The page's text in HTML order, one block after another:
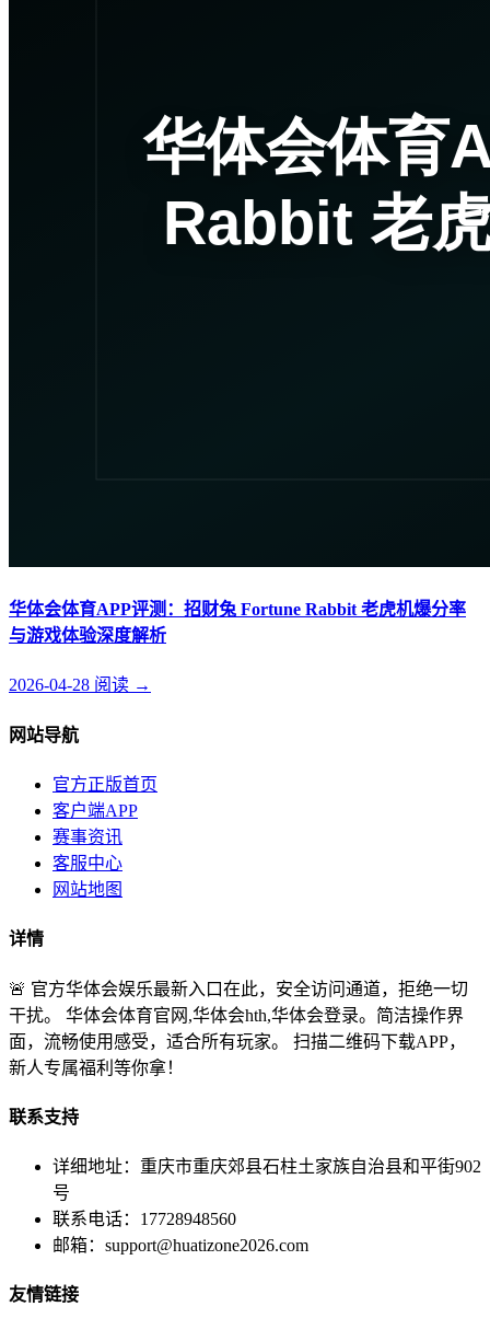
华体会体育APP评测：招财兔 Fortune Rabbit 老虎机爆分率
与游戏体验深度解析
2026-04-28 阅读 →
网站导航
官方正版首页
客户端APP
赛事资讯
客服中心
网站地图
详情
🚨 官方华体会娱乐最新入口在此，安全访问通道，拒绝一切
干扰。 华体会体育官网,华体会hth,华体会登录。简洁操作界
面，流畅使用感受，适合所有玩家。 扫描二维码下载APP，
新人专属福利等你拿！
联系支持
详细地址：重庆市重庆郊县石柱土家族自治县和平街902
号
联系电话：17728948560
邮箱： support@huatizone2026.com
友情链接